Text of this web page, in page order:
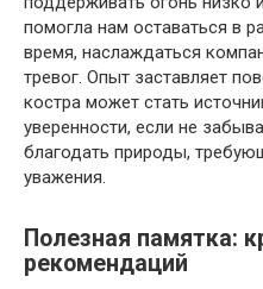
помогла нам оставаться в
время, наслаждаться
тревог. Опыт заставляет
костра может стать
уверенности, если не
благодать природы,
уважения.
Полезная памятка:
рекомендаций